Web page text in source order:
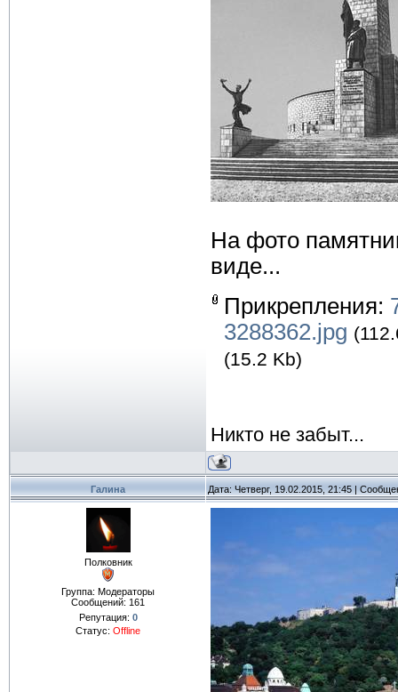
На фото
виде...
Прикрепления:
3288362.jpg
(15.2 Kb)
Никто не забыт...
Галина Дата: Четверг, 19.02.2015, 21:45 |
Полковник
Группа: Модераторы
Сообщений: 161
Репутация: 0
Статус: Offline